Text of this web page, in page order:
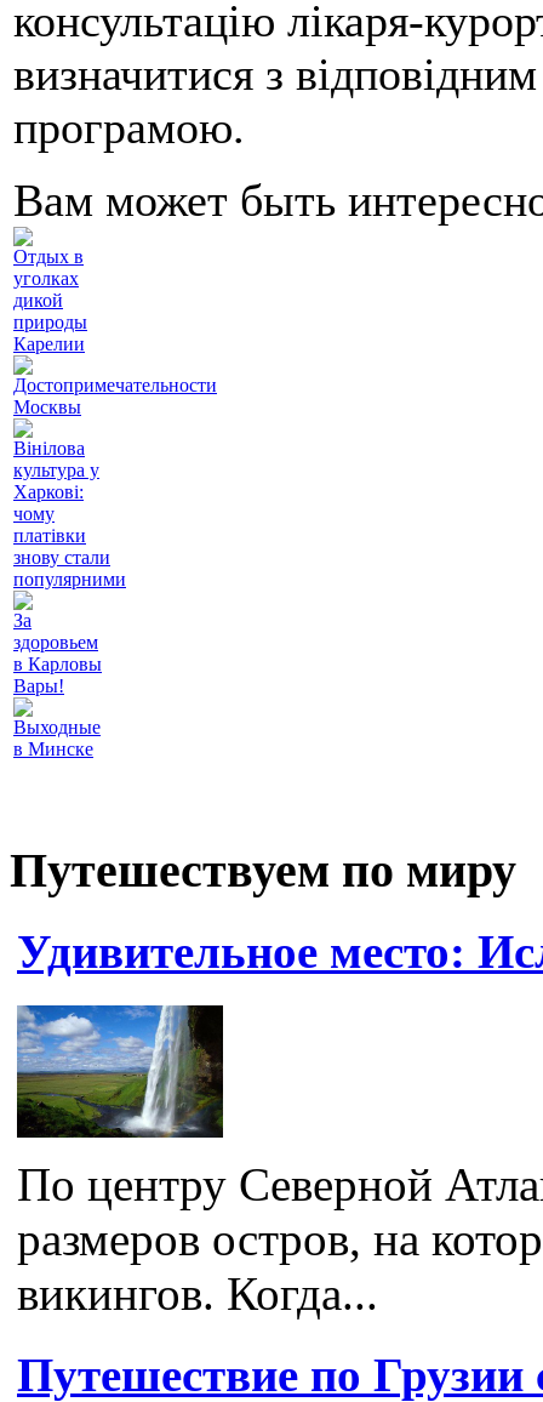
консультацію лікаря-
визначитися з
програмою.
Вам может быть
Отдых в
уголках
дикой
природы
Карелии
Достопримечательности
Москвы
Вінілова
культура у
Харкові:
чому
платівки
знову стали
популярними
За
здоровьем
в Карловы
Вары!
Выходные
в Минске
Путешествуем по миру
Удивительное место:
По центру Северной
размеров остров, на
викингов. Когда...
Путешествие по Грузии